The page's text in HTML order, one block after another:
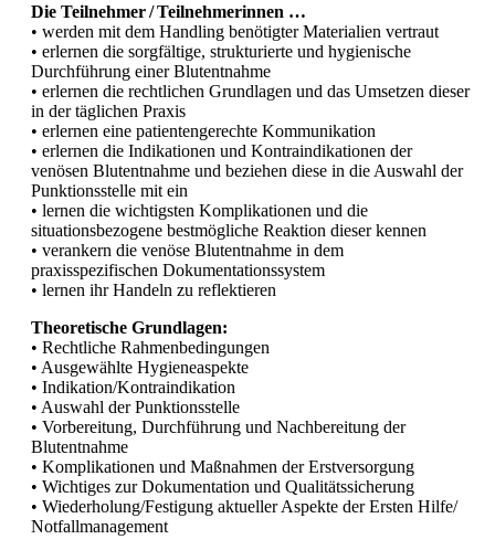
Die Teilnehmer / Teilnehmerinnen …
• werden mit dem Handling benötigter Materialien vertraut
• erlernen die sorgfältige, strukturierte und hygienische
Durchführung einer Blutentnahme
• erlernen die rechtlichen Grundlagen und das Umsetzen dieser
in der täglichen Praxis
• erlernen eine patientengerechte Kommunikation
• erlernen die Indikationen und Kontraindikationen der
venösen Blutentnahme und beziehen diese in die Auswahl der
Punktionsstelle mit ein
• lernen die wichtigsten Komplikationen und die
situationsbezogene bestmögliche Reaktion dieser kennen
• verankern die venöse Blutentnahme in dem
praxisspezifischen Dokumentationssystem
• lernen ihr Handeln zu reflektieren
Theoretische Grundlagen:
• Rechtliche Rahmenbedingungen
• Ausgewählte Hygieneaspekte
• Indikation/Kontraindikation
• Auswahl der Punktionsstelle
• Vorbereitung, Durchführung und Nachbereitung der
Blutentnahme
• Komplikationen und Maßnahmen der Erstversorgung
• Wichtiges zur Dokumentation und Qualitätssicherung
• Wiederholung/Festigung aktueller Aspekte der Ersten Hilfe/
Notfallmanagement